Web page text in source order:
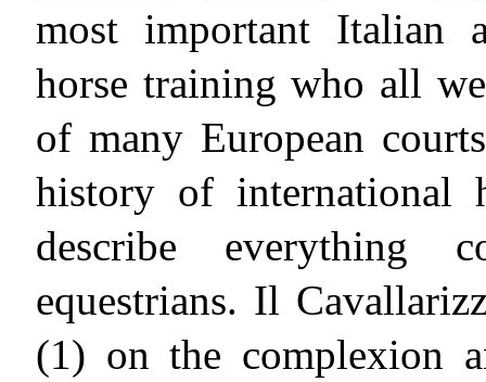
most important Italian
horse training who all
of many European
history of international
describe everything
equestrians. Il
(1) on the complexion